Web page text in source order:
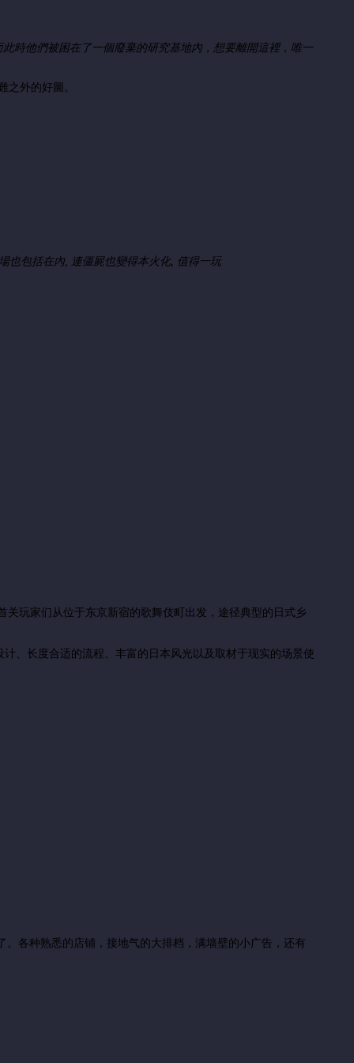
時他們被困在了一個廢棄的研究基地內，想要離開這裡，唯一
之外的好圖。
也包括在內, 連僵屍也變得本火化, 值得一玩
关玩家们从位于东京新宿的歌舞伎町出发，途径典型的日式乡
、长度合适的流程、丰富的日本风光以及取材于现实的场景使
各种熟悉的店铺，接地气的大排档，满墙壁的小广告，还有